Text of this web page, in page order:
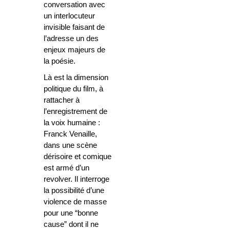
conversation avec
un interlocuteur
invisible faisant de
l’adresse un des
enjeux majeurs de
la poésie.
Là est la dimension
politique du film, à
rattacher à
l’enregistrement de
la voix humaine :
Franck Venaille,
dans une scène
dérisoire et comique
est armé d’un
revolver. Il interroge
la possibilité d’une
violence de masse
pour une “bonne
cause” dont il ne